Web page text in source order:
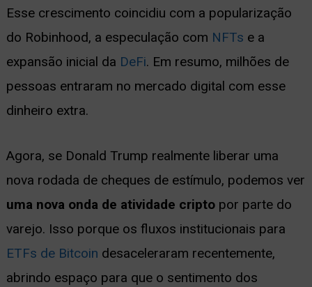
Esse crescimento coincidiu com a popularização
do Robinhood, a especulação com NFTs e a
expansão inicial da DeFi. Em resumo, milhões de
pessoas entraram no mercado digital com esse
dinheiro extra.
Agora, se Donald Trump realmente liberar uma
nova rodada de cheques de estímulo, podemos ver
uma nova onda de atividade criptopor parte do
varejo. Isso porque os fluxos institucionais para
ETFs de Bitcoin desaceleraram recentemente,
abrindo espaço para que o sentimento dos